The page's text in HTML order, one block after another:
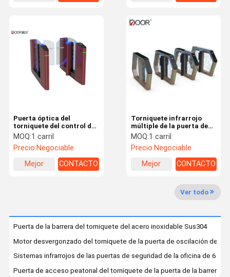
Viaje De La
Control De
Éntrenos En
Contacto
Noticias
Pida Una Cita
Torniquete facial del reconocimiento
Solapa barrera puerta
Torniquete infrarrojo
múltiple de la puerta de
velocidad del sensor con
experiencia segura del
paso de la detección
MOQ:1 carril
Precio:Negociable
Mejor
CONTACTO
Puerta óptica del
torniquete del control de
acceso del
reconocimiento de cara
de Rfid para el ferrocarril
MOQ:1 carril
Precio:Negociable
Mejor
CONTACTO
Ver todo
Puerta de la barrera del torniquete del acero inoxidable Sus304
Motor desvergonzado del torniquete de la puerta de oscilación del
Sistemas infrarrojos de las puertas de seguridad de la oficina de 6
Puerta de acceso peatonal del torniquete de la puerta de la barrera